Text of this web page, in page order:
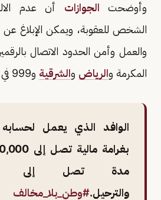
وأوضحت الجوازات أن عدم
الشخص للعقوبة، ويمكن الإبلاغ عن
المكرمة والرياض والشرقية و999 في بقية مناطق
الوافد الذي يعمل
مدة تصل إلى
والترحيل.#وطن_بلا_مخالف